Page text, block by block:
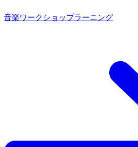
音楽ワークショップラーニング